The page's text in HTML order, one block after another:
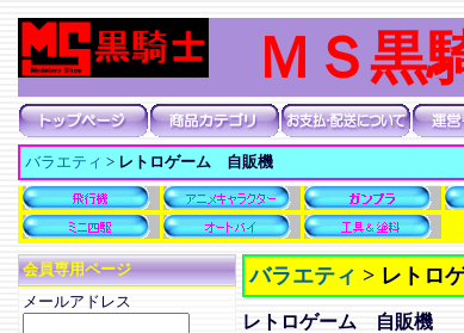
ＭＳ黒
バラエティ > レトロゲーム 自販機
会員専用ページ
メールアドレス
バラエティ > レトロ
レトロゲーム 自販機